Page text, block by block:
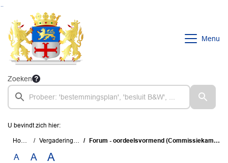
Ga naar de inhoud van deze pagina
Ga naar het zoeken
Ga naar het menu
Menu
Zoeken
U bevindt zich hier:
Home Vergaderingen Forum - oordeelsvormend (Commissiekamer)
A A A